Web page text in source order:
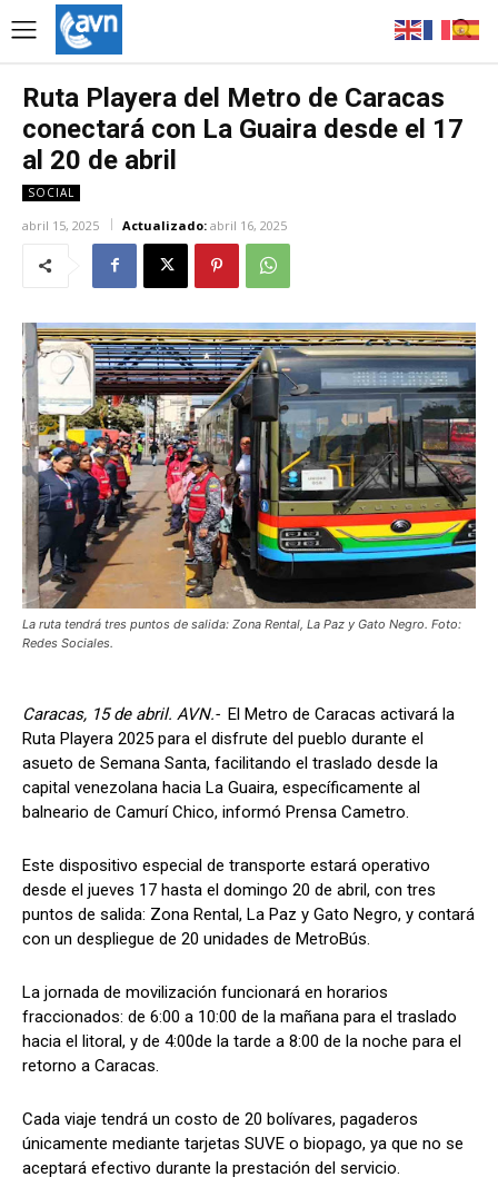
Ruta Playera del Metro de Caracas
conectará con La Guaira desde el 17
al 20 de abril
SOCIAL
abril 15, 2025 Actualizado: abril 16, 2025
La ruta tendrá tres puntos de salida: Zona Rental, La Paz y Gato Negro. Foto:
Redes Sociales.
Caracas, 15 de abril. AVN.- El Metro de Caracas activará la
Ruta Playera 2025 para el disfrute del pueblo durante el
asueto de Semana Santa, facilitando el traslado desde la
capital venezolana hacia La Guaira, específicamente al
balneario de Camurí Chico, informó Prensa Cametro.
Este dispositivo especial de transporte estará operativo
desde el jueves 17 hasta el domingo 20 de abril, con tres
puntos de salida: Zona Rental, La Paz y Gato Negro, y contará
con un despliegue de 20 unidades de MetroBús.
La jornada de movilización funcionará en horarios
fraccionados: de 6:00 a 10:00 de la mañana para el traslado
hacia el litoral, y de 4:00de la tarde a 8:00 de la noche para el
retorno a Caracas.
Cada viaje tendrá un costo de 20 bolívares, pagaderos
únicamente mediante tarjetas SUVE o biopago, ya que no se
aceptará efectivo durante la prestación del servicio.